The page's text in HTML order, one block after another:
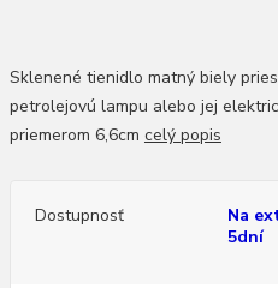
Sklenené tienidlo matný biely
petrolejovú lampu alebo jej
priemerom 6,6cm celý popis
Dostupnosť
Na
5dní